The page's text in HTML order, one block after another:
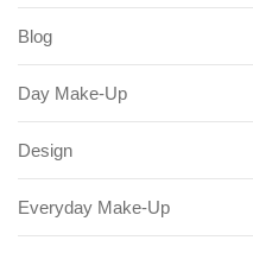
Blog
Day Make-Up
Design
Everyday Make-Up